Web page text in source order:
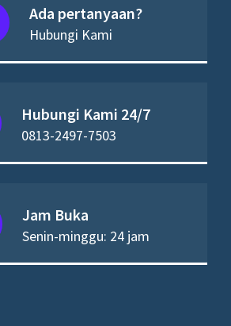
Ada pertanyaan?
Hubungi Kami
Hubungi Kami 24/7
0813-2497-7503
Jam Buka
Senin-minggu: 24 jam